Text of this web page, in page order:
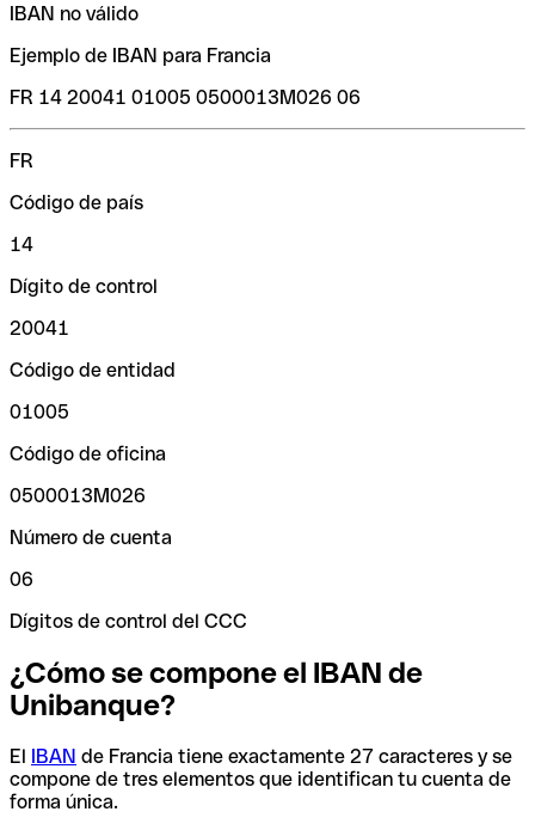
IBAN no válido
Ejemplo de IBAN para Francia
FR 14 20041 01005 0500013M026 06
FR
Código de país
14
Dígito de control
20041
Código de entidad
01005
Código de oficina
0500013M026
Número de cuenta
06
Dígitos de control del CCC
¿Cómo se compone el IBAN de
Unibanque?
El IBAN de Francia tiene exactamente 27 caracteres y se
compone de tres elementos que identifican tu cuenta de
forma única.